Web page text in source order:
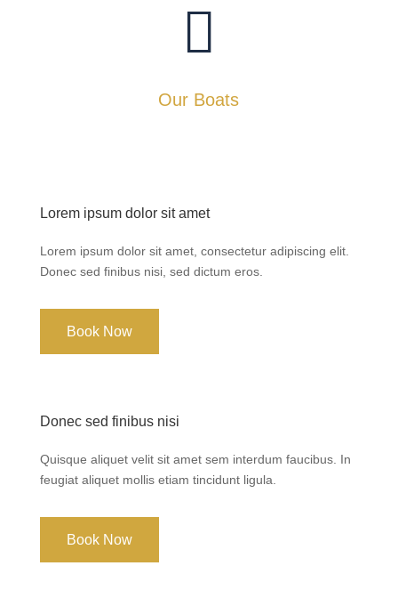

Our Boats
Lorem ipsum dolor sit amet
Lorem ipsum dolor sit amet, consectetur adipiscing elit.
Donec sed finibus nisi, sed dictum eros.
Book Now
Donec sed finibus nisi
Quisque aliquet velit sit amet sem interdum faucibus. In
feugiat aliquet mollis etiam tincidunt ligula.
Book Now